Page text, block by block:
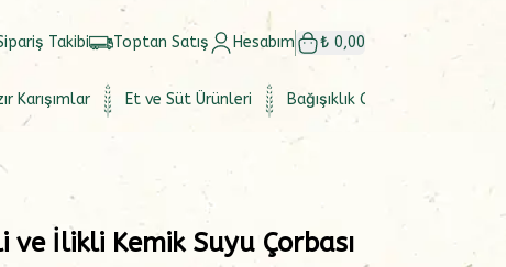
Takibi Toptan Satış Hesabım ₺ 0,00
Karışımlar Et ve Süt Ürünleri Bağışıklık Güçlendirici
İlikli Kemik Suyu Çorbası